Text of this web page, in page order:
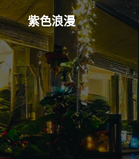
Skip
to
content 紫色浪漫